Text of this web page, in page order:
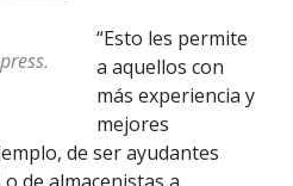
“Esto les permite
a aquellos con
más experiencia y
mejores
de ser ayudantes